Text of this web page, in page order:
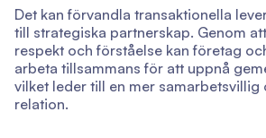
Det kan förvandla transaktionella
till strategiska partnerskap. Genom
respekt och förståelse kan företag
arbeta tillsammans för att uppnå
vilket leder till en mer
relation.